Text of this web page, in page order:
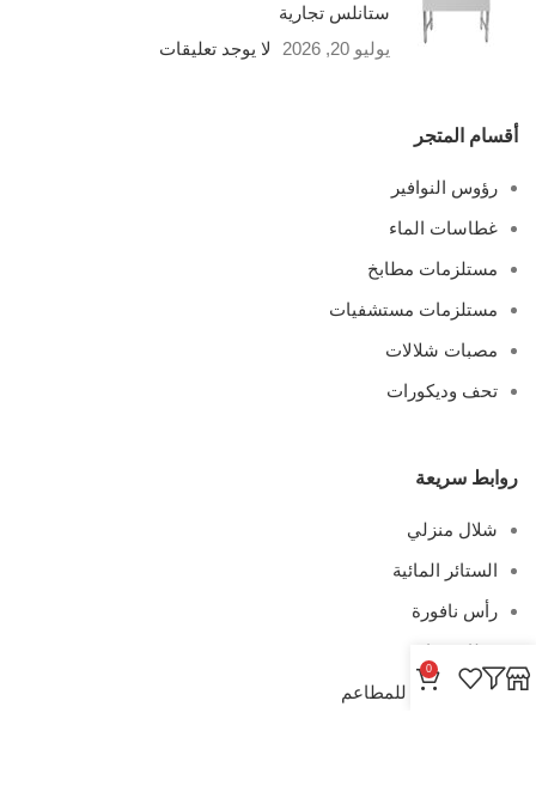
ستانلس تجارية
يوليو 20, 2026
لا يوجد تعليقات
أقسام المتجر
رؤوس النوافير
غطاسات الماء
مستلزمات مطابخ
مستلزمات مستشفيات
مصبات شلالات
تحف وديكورات
روابط سريعة
شلال منزلي
الستائر المائية
رأس نافورة
غطاس ماء
مصيدة زيت للمطاعم
0